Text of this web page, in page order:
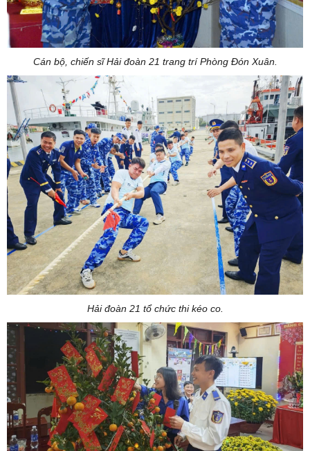
Cán bộ, chiến sĩ Hải đoàn 21 trang trí Phòng Đón Xuân.
Hải đoàn 21 tổ chức thi kéo co.